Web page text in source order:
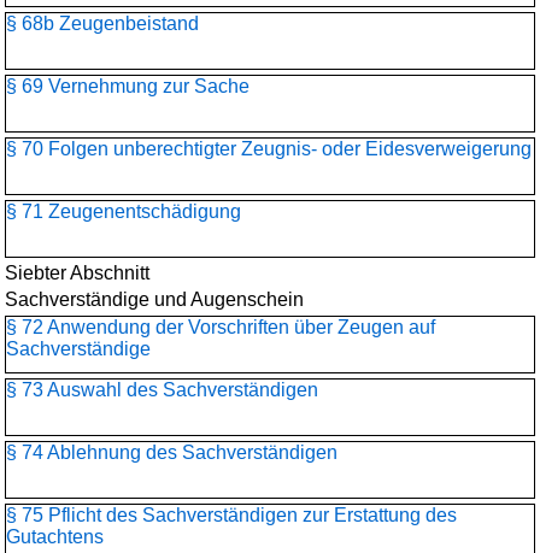
§ 68b Zeugenbeistand
§ 69 Vernehmung zur Sache
§ 70 Folgen unberechtigter Zeugnis- oder Eidesverweigerung
§ 71 Zeugenentschädigung
Siebter Abschnitt
Sachverständige und Augenschein
§ 72 Anwendung der Vorschriften über Zeugen auf
Sachverständige
§ 73 Auswahl des Sachverständigen
§ 74 Ablehnung des Sachverständigen
§ 75 Pflicht des Sachverständigen zur Erstattung des
Gutachtens